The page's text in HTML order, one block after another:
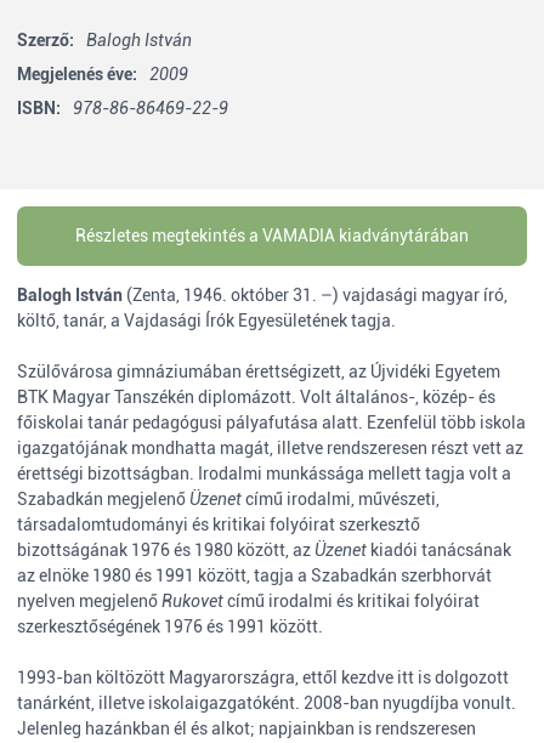
Szerző:
Balogh István
Megjelenés éve:
2009
ISBN:
978-86-86469-22-9
Részletes megtekintés a VAMADIA kiadványtárában
Balogh István (Zenta 1946 október 31.
–) vajdasági magyar író,
költő, tanár, a Vajdasági Írók Egyesületének tagja.
Szülővárosa gimnáziumában érettségizett, az Újvidéki Egyetem
BTK Magyar Tanszékén diplomázott. Volt általános-, közép- és
főiskolai tanár pedagógusi pályafutása alatt. Ezenfelül több iskola
igazgatójának mondhatta magát, illetve rendszeresen részt vett az
érettségi bizottságban. Irodalmi munkássága mellett tagja volt a
Szabadkán megjelenő Üzenetcímű irodalmi, művészeti,
társadalomtudományi és kritikai folyóirat szerkesztő
bizottságának 1976 és 1980 között, az Üzenet kiadói tanácsának
az elnöke 1980 és 1991 között, tagja a Szabadkán szerbhorvát
nyelven megjelenőRukovetcímű irodalmi és kritikai folyóirat
szerkesztőségének 1976 és 1991 között.
1993-ban költözött Magyarországra, ettől kezdve itt is dolgozott
tanárként, illetve iskolaigazgatóként. 2008-ban nyugdíjba vonult.
Jelenleg hazánkban él és alkot; napjainkban is rendszeresen